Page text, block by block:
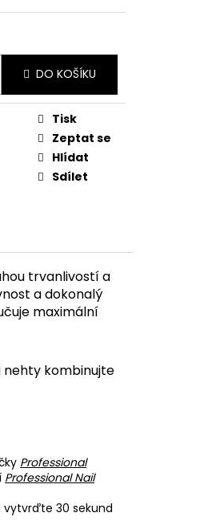
DO KOŠÍKU
Tisk
Zeptat se
Hlídat
Sdílet
trvanlivostí a
a dokonalý
maximální
kombinujte
Professional
Professional Nail
30 sekund